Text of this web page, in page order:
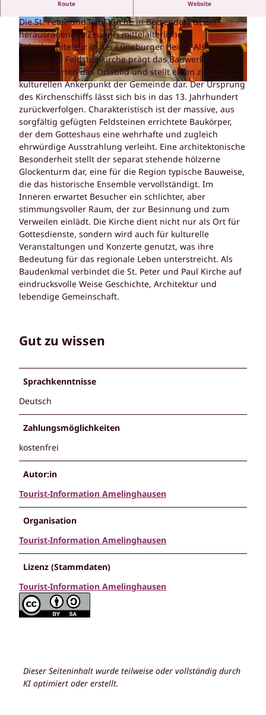
© SG Amelinghausen | CC-BY-SA
© SG Amelinghausen |CC-BY-SA © SG Amelinghausen |CC-BY-SA
Route Website
St. Peter und Paul Kirche in Betzendorf!
Die St. Peter und Paul Kirche in Betzendorf ist ein
herausragendes Zeugnis mittelalterlicher
Sakralarchitektur in der Lüneburger Heide. Als
historische Feldsteinkirche prägt das Bauwerk seit
Jahrhunderten das Ortsbild und stellt einen zentralen
kulturellen Ankerpunkt der Gemeinde dar. Der Ursprung
des Kirchenschiffs lässt sich bis in das 13. Jahrhundert
zurückverfolgen. Charakteristisch ist der massive, aus
sorgfältig gefügten Feldsteinen errichtete Baukörper,
der dem Gotteshaus eine wehrhafte und zugleich
ehrwürdige Ausstrahlung verleiht. Eine architektonische
Besonderheit stellt der separat stehende hölzerne
Glockenturm dar, eine für die Region typische Bauweise,
die das historische Ensemble vervollständigt. Im
Inneren erwartet Besucher ein schlichter, aber
stimmungsvoller Raum, der zur Besinnung und zum
Verweilen einlädt. Die Kirche dient nicht nur als Ort für
Gottesdienste, sondern wird auch für kulturelle
Veranstaltungen und Konzerte genutzt, was ihre
Bedeutung für das regionale Leben unterstreicht. Als
Baudenkmal verbindet die St. Peter und Paul Kirche auf
eindrucksvolle Weise Geschichte, Architektur und
lebendige Gemeinschaft.
Gut zu wissen
Sprachkenntnisse
Deutsch
Zahlungsmöglichkeiten
kostenfrei
Autor:in
Tourist-Information Amelinghausen
Organisation
Tourist-Information Amelinghausen
Lizenz (Stammdaten)
Tourist-Information Amelinghausen
Dieser Seiteninhalt wurde teilweise oder vollständig durch
KI optimiert oder erstellt.